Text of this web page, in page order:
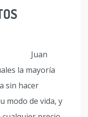
Juan
la mayoría
sin hacer
modo de vida, y